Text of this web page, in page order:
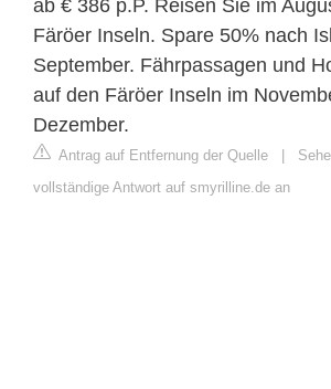
ab € 386 p.P. Reisen Sie im
Färöer Inseln. Spare 50% nach
September. Fährpassagen und
auf den Färöer Inseln im
Dezember.
Antrag auf Entfernung der Quelle |
vollständige Antwort auf smyrilline.de an